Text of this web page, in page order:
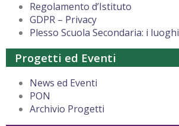
Regolamento d’Istituto
GDPR – Privacy
Plesso Scuola Secondaria: i luoghi
Progetti ed Eventi
News ed Eventi
PON
Archivio Progetti